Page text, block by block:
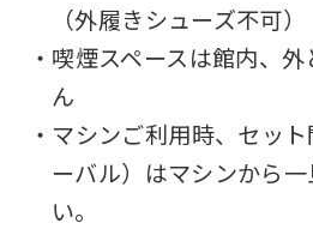
（外履きシューズ不可）
・喫煙スペースは館内、
ん
・マシンご利用時、セッ
ーバル）はマシンから
い。